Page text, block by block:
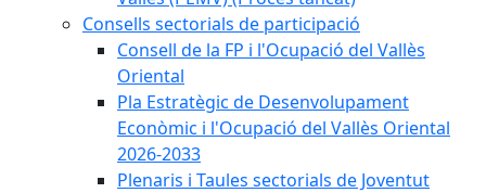
Consells sectorials de participació
Consell de la FP i l'Ocupació del Vallès
Oriental
Pla Estratègic de Desenvolupament
Econòmic i l'Ocupació del Vallès Oriental
2026-2033
Plenaris i Taules sectorials de Joventut